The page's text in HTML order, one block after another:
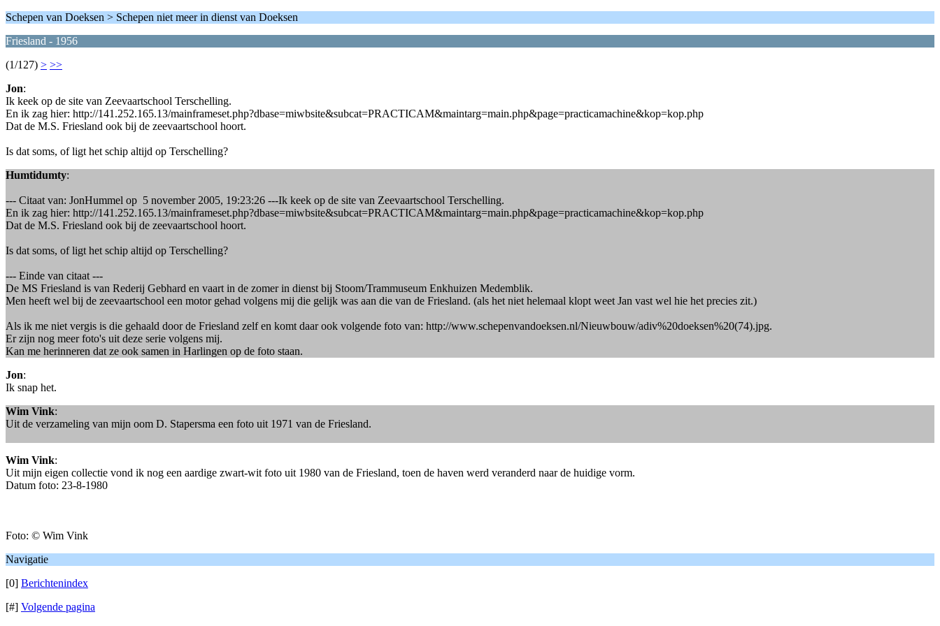
Schepen van Doeksen > Schepen niet meer in dienst van Doeksen
Friesland - 1956
(1/127) > >>
Jon:
Ik keek op de site van Zeevaartschool Terschelling.
En ik zag hier: http://141.252.165.13/mainframeset.php?dbase=miwbsite&subcat=PRACTICAM&maintarg=main.php&page=practicamachine&kop=kop.php
Dat de M.S. Friesland ook bij de zeevaartschool hoort.
Is dat soms, of ligt het schip altijd op Terschelling?
Humtidumty:
--- Citaat van: JonHummel op 5 november 2005, 19:23:26 ---Ik keek op de site van Zeevaartschool Terschelling.
En ik zag hier: http://141.252.165.13/mainframeset.php?dbase=miwbsite&subcat=PRACTICAM&maintarg=main.php&page=practicamachine&kop=kop.php
Dat de M.S. Friesland ook bij de zeevaartschool hoort.
Is dat soms, of ligt het schip altijd op Terschelling?
--- Einde van citaat ---
De MS Friesland is van Rederij Gebhard en vaart in de zomer in dienst bij Stoom/Trammuseum Enkhuizen Medemblik.
Men heeft wel bij de zeevaartschool een motor gehad volgens mij die gelijk was aan die van de Friesland. (als het niet helemaal klopt weet Jan vast wel hie het precies zit.)
Als ik me niet vergis is die gehaald door de Friesland zelf en komt daar ook volgende foto van: http://www.schepenvandoeksen.nl/Nieuwbouw/adiv%20doeksen%20(74).jpg.
Er zijn nog meer foto's uit deze serie volgens mij.
Kan me herinneren dat ze ook samen in Harlingen op de foto staan.
Jon:
Ik snap het.
Wim Vink:
Uit de verzameling van mijn oom D. Stapersma een foto uit 1971 van de Friesland.
Wim Vink:
Uit mijn eigen collectie vond ik nog een aardige zwart-wit foto uit 1980 van de Friesland, toen de haven werd veranderd naar de huidige vorm.
Datum foto: 23-8-1980
Foto: © Wim Vink
Navigatie
[0] Berichtenindex
[#] Volgende pagina